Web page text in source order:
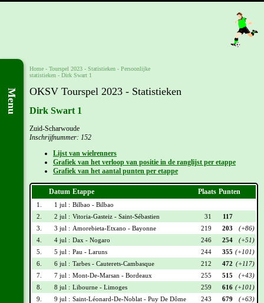
Menu
Home - Tourspel 2023 - Statistieken - Persoonlijke
statistieken - Dirk Swart 1
OKSV Tourspel 2023 - Statistieken
Dirk Swart 1
Zuid-Scharwoude
Inschrijfnummer: 152
Lijst van wielrenners
Grafiek van het verloop van positie in de ranglijst per etappe
Grafiek van het aantal punten per etappe
Datum Etappe Plaats Punten
1. 1 jul : Bilbao - Bilbao
2.
2 jul : Vitoria-Gasteiz - Saint-Sébastien 31
117
3.
3 jul : Amorebieta-Etxano - Bayonne 219 203
(+86)
4.
4 jul : Dax - Nogaro 246 254
(+51)
5.
5 jul : Pau - Laruns 244 355 (+101)
6.
6 jul : Tarbes - Cauterets-Cambasque 212 472 (+117)
7.
7 jul : Mont-De-Marsan - Bordeaux 255 515
(+43)
8.
8 jul : Libourne - Limoges 259 616 (+101)
9.
9 jul : Saint-Léonard-De-Noblat - Puy De Dôme 243 679
(+63)